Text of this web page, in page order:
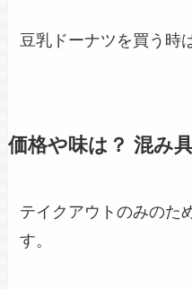
豆乳ドーナツを買う時
価格や味は？ 混み
テイクアウトのみのた
す。